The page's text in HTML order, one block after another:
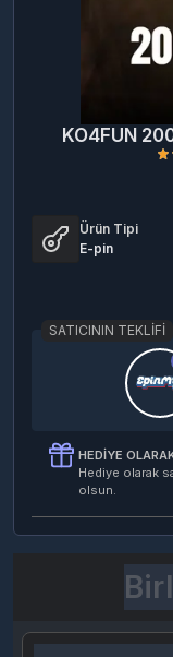
KO4FUN
Ürün Tipi
E-pin
SATICININ TEKLIFI
HEDIYE
Hediye olarak
olsun.